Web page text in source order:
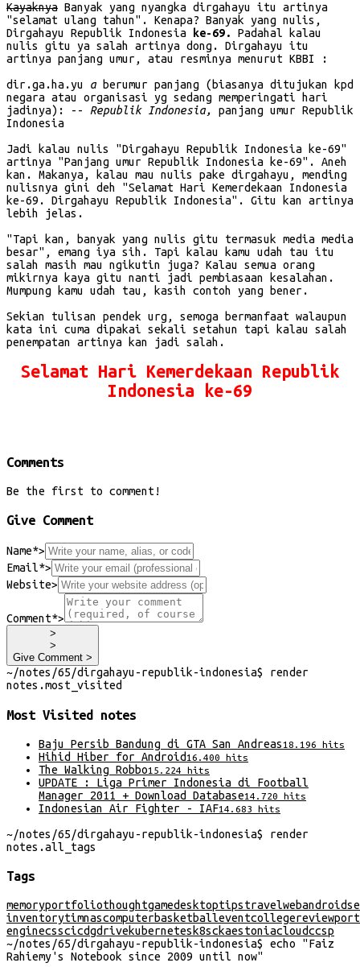
Kayaknya Banyak yang nyangka dirgahayu itu artinya
"selamat ulang tahun". Kenapa? Banyak yang nulis,
Dirgahayu Republik Indonesia ke-69.
Padahal kalau
nulis gitu ya salah artinya dong. Dirgahayu itu
artinya panjang umur, atau resminya menurut KBBI :
dir.ga.ha.yu a berumur panjang (biasanya ditujukan kpd
negara atau organisasi yg sedang memperingati hari
jadinya): --
Republik Indonesia,
panjang umur Republik
Indonesia
Jadi kalau nulis "Dirgahayu Republik Indonesia ke-69"
artinya "Panjang umur Republik Indonesia ke-69". Aneh
kan. Makanya, kalau mau nulis pake dirgahayu, mending
nulisnya gini deh "Selamat Hari Kemerdekaan Indonesia
ke-69. Dirgahayu Republik Indonesia". Gitu kan artinya
lebih jelas.
"Tapi kan, banyak yang nulis gitu termasuk media media
besar", emang iya sih. Tapi kalau kamu udah tau itu
salah masih mau ngikutin juga? Kalau semua orang
mikirnya kaya gitu nanti jadi pembiasaan kesalahan.
Mumpung kamu udah tau, kasih contoh yang bener.
Sekian tulisan pendek urg, semoga bermanfaat walaupun
kata ini cuma dipakai sekali setahun tapi kalau salah
penempatan artinya kan jadi salah.
Selamat Hari Kemerdekaan Republik
Indonesia ke-69
Comments
Be the first to comment!
Give Comment
Name*>
Email*>
Website>
Comment*>
>
>
Give Comment >
~/notes/65/dirgahayu-republik-indonesia$
render
notes .most_visited
Most Visited notes
Baju Persib Bandung di GTA San Andreas18.196 hits
Hihid Hiber for Android16.400 hits
The Walking Robbo15.224 hits
UPDATE : Liga Primer Indonesia di Football
Manager 2011 + Download Database14.720 hits
Indonesian Air Fighter - IAF14.683 hits
~/notes/65/dirgahayu-republik-indonesia$
render
notes .all_tags
Tags
memoryportfoliothoughtgamedesktoptipstravelwebandroid
inventorytimnascomputerbasketballeventcollegereview
enginecsscicdgdrivekubernetes k8sckaestoniacloudccsp
~/notes/65/dirgahayu-republik-indonesia$ echo "Faiz
Rahiemy's Notebook since 2009 until now"